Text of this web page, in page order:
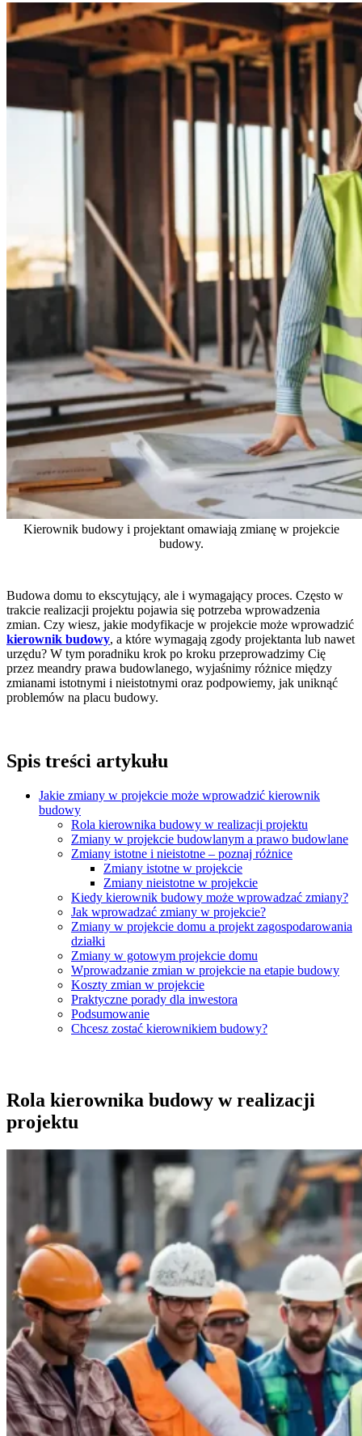
Kierownik budowy i projektant omawiają zmianę w projekcie
budowy.
Budowa domu to ekscytujący, ale i wymagający proces. Często w
trakcie realizacji projektu pojawia się potrzeba wprowadzenia
zmian. Czy wiesz, jakie modyfikacje w projekcie może wprowadzić
kierownik budowy, a które wymagają zgody projektanta lub nawet
urzędu? W tym poradniku krok po kroku przeprowadzimy Cię
przez meandry prawa budowlanego, wyjaśnimy różnice między
zmianami istotnymi i nieistotnymi oraz podpowiemy, jak uniknąć
problemów na placu budowy.
Spis treści artykułu
Jakie zmiany w projekcie może wprowadzić kierownik
budowy
Rola kierownika budowy w realizacji projektu
Zmiany w projekcie budowlanym a prawo budowlane
Zmiany istotne i nieistotne – poznaj różnice
Zmiany istotne w projekcie
Zmiany nieistotne w projekcie
Kiedy kierownik budowy może wprowadzać zmiany?
Jak wprowadzać zmiany w projekcie?
Zmiany w projekcie domu a projekt zagospodarowania
działki
Zmiany w gotowym projekcie domu
Wprowadzanie zmian w projekcie na etapie budowy
Koszty zmian w projekcie
Praktyczne porady dla inwestora
Podsumowanie
Chcesz zostać kierownikiem budowy?
Rola kierownika budowy w realizacji
projektu